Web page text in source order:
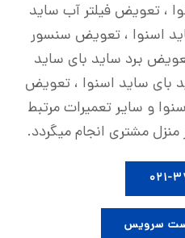
، تعویض فیلتر آب ساید
اسنوا ، تعویض سنسور
برد ساید بای ساید
بای ساید اسنوا ، تعویض
و سایر تعمیرات مرتبط
مشتری انجام میگردد.
سرویس